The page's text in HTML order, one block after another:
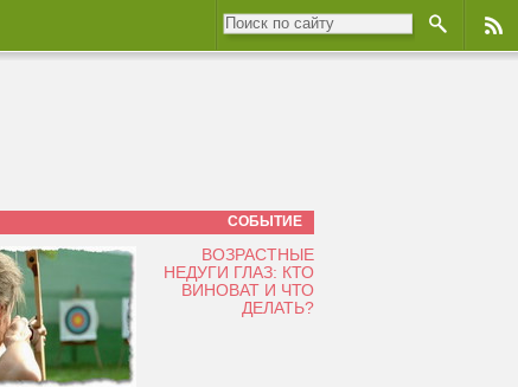
СОБЫТИЕ
ВОЗРАСТНЫЕ
НЕДУГИ ГЛАЗ: КТО
ВИНОВАТ И ЧТО
ДЕЛАТЬ?